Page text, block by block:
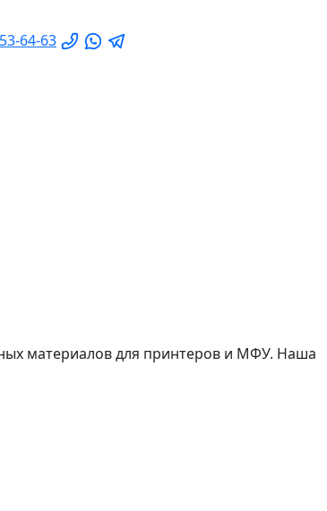
64-63
материалов для принтеров и МФУ. Наша